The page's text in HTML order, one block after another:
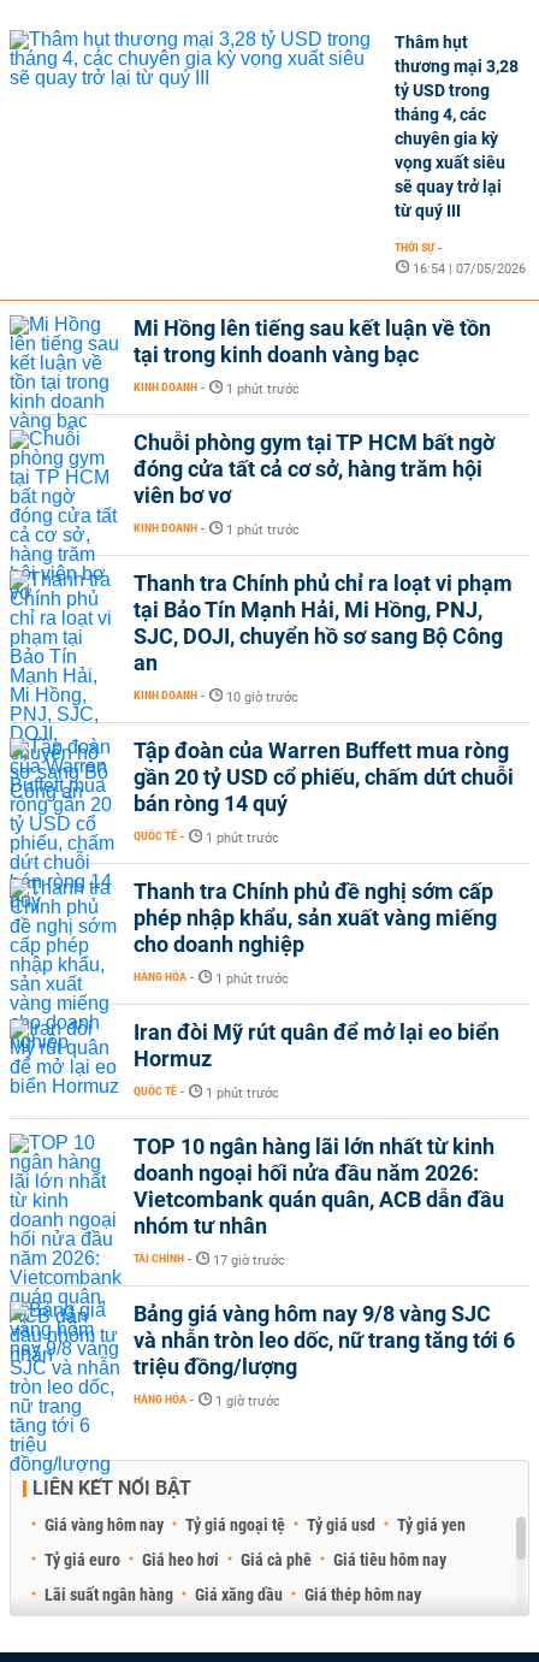
Thâm hụt
thương mại 3,28
tỷ USD trong
tháng 4, các
chuyên gia kỳ
vọng xuất siêu
sẽ quay trở lại
từ quý III
THỜI SỰ -
16:54 | 07/05/2026
Mi Hồng lên tiếng sau kết luận về tồn
tại trong kinh doanh vàng bạc
KINH DOANH - 1 phút trước
Chuỗi phòng gym tại TP HCM bất ngờ
đóng cửa tất cả cơ sở, hàng trăm hội
viên bơ vơ
KINH DOANH - 1 phút trước
Thanh tra Chính phủ chỉ ra loạt vi phạm
tại Bảo Tín Mạnh Hải, Mi Hồng, PNJ,
SJC, DOJI, chuyển hồ sơ sang Bộ Công
an
KINH DOANH - 10 giờ trước
Tập đoàn của Warren Buffett mua ròng
gần 20 tỷ USD cổ phiếu, chấm dứt chuỗi
bán ròng 14 quý
QUỐC TẾ - 1 phút trước
Thanh tra Chính phủ đề nghị sớm cấp
phép nhập khẩu, sản xuất vàng miếng
cho doanh nghiệp
HÀNG HÓA - 1 phút trước
Iran đòi Mỹ rút quân để mở lại eo biển
Hormuz
QUỐC TẾ - 1 phút trước
TOP 10 ngân hàng lãi lớn nhất từ kinh
doanh ngoại hối nửa đầu năm 2026:
Vietcombank quán quân, ACB dẫn đầu
nhóm tư nhân
TÀI CHÍNH - 17 giờ trước
Bảng giá vàng hôm nay 9/8 vàng SJC
và nhẫn tròn leo dốc, nữ trang tăng tới 6
triệu đồng/lượng
HÀNG HÓA - 1 giờ trước
LIÊN KẾT NỔI BẬT
Giá vàng hôm nay Tỷ giá ngoại tệ Tỷ giá usd
Tỷ giá yen
Tỷ giá euro
Giá heo hơi Giá cà phê
Giá tiêu hôm nay
Lãi suất ngân hàng
Giá xăng dầu
Giá thép hôm nay